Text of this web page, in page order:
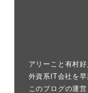
アリーこと有村好
外資系IT会社を早
このブログの運